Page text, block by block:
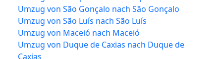
Umzug von São Gonçalo nach São Gonçalo
Umzug von São Luís nach São Luís
Umzug von Maceió nach Maceió
Umzug von Duque de Caxias nach Duque de
Caxias